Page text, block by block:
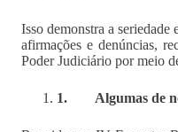
Isso demonstra a seriedade
afirmações e denúncias,
Poder Judiciário por meio
1. Algumas de